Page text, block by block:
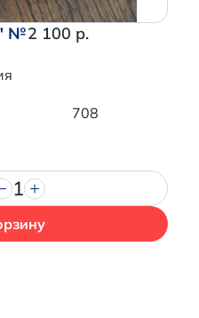
№2 100 р.
708
1